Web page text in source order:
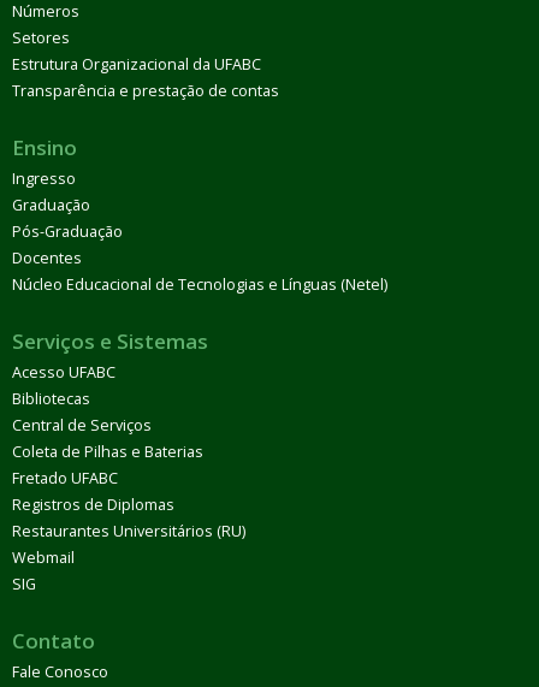
Números
Setores
Estrutura Organizacional da UFABC
Transparência e prestação de contas
Ensino
Ingresso
Graduação
Pós-Graduação
Docentes
Núcleo Educacional de Tecnologias e Línguas (Netel)
Serviços e Sistemas
Acesso UFABC
Bibliotecas
Central de Serviços
Coleta de Pilhas e Baterias
Fretado UFABC
Registros de Diplomas
Restaurantes Universitários (RU)
Webmail
SIG
Contato
Fale Conosco